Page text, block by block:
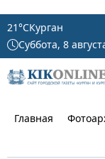
21°CКурган
Суббота, 8
Главная